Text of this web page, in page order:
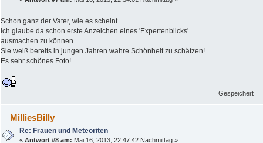
Schon ganz der Vater, wie es scheint.
Ich glaube da schon erste Anzeichen eines 'Expertenblicks'
ausmachen zu können.
Sie weiß bereits in jungen Jahren wahre Schönheit zu schätzen!
Es sehr schönes Foto!
Gespeichert
MilliesBilly
Re: Frauen und Meteoriten
«Antwort #8 am: Mai 16, 2013, 22:47:42 Nachmittag »